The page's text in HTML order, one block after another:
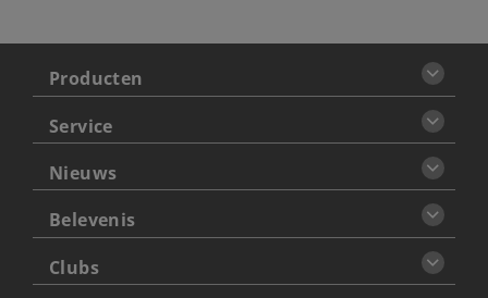
Producten
Service
Nieuws
Belevenis
Clubs